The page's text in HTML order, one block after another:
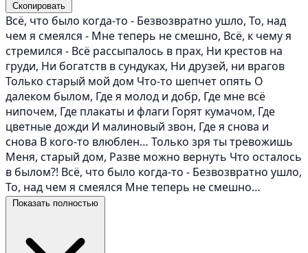
Скопировать
Всё, что было когда-то - Безвозвратно ушло, То, над
чем я смеялся - Мне теперь не смешно, Всё, к чему я
стремился - Всё рассыпалось в прах, Ни крестов на
груди, Ни богатств в сундуках, Ни друзей, ни врагов
Только старый мой дом Что-то шепчет опять О
далеком былом, Где я молод и добр, Где мне всё
нипочем, Где плакаты и флаги Горят кумачом, Где
цветные дожди И малиновый звон, Где я снова и
снова В кого-то влюблен… Только зря ты тревожишь
Меня, старый дом, Разве можно вернуть Что осталось
в былом?! Всё, что было когда-то - Безвозвратно ушло,
То, над чем я смеялся Мне теперь не смешно…
Показать полностью